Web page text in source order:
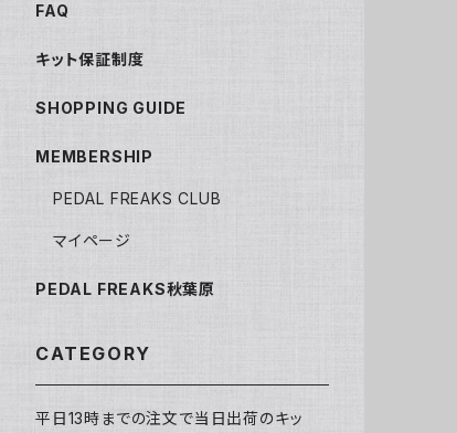
FAQ
キット保証制度
SHOPPING GUIDE
MEMBERSHIP
PEDAL FREAKS CLUB
マイページ
PEDAL FREAKS秋葉原
CATEGORY
平日13時までの注文で当日出荷のキッ